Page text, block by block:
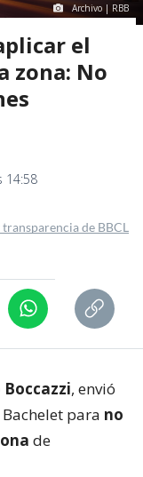
Archivo | RBB
el
zona: No
14:58
transparencia de BBCL
Boccazzi, envió
para no
de